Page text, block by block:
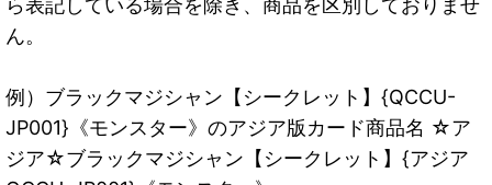
ら表記している場合を除き、商品を区別しておりませ
ん。
例）ブラックマジシャン【シークレット】{QCCU-
JP001}《モンスター》のアジア版カード商品名 ☆ア
ジア☆ブラックマジシャン【シークレット】{アジア